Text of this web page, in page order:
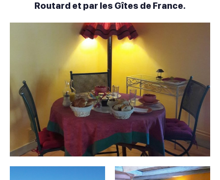
Routard et par les Gîtes de France.